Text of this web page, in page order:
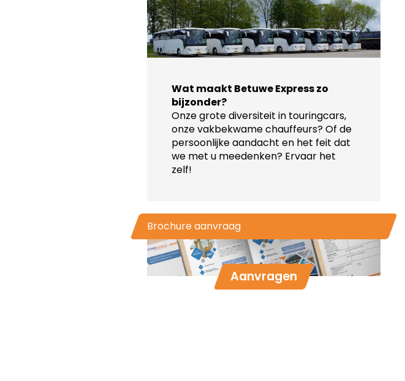
Wat maakt Betuwe Express zo
bijzonder?
Onze grote diversiteit in touringcars,
onze vakbekwame chauffeurs? Of de
persoonlijke aandacht en het feit dat
we met u meedenken? Ervaar het
zelf!
Brochure aanvraag
Aanvragen